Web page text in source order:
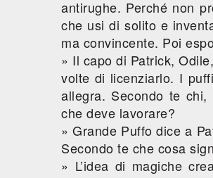
antirughe. Perché non
che usi di solito e
ma convincente. Poi
» Il capo di Patrick,
volte di licenziarlo. I
allegra. Secondo te
che deve lavorare?
» Grande Puffo dice a
Secondo te che cosa
» L’idea di magiche